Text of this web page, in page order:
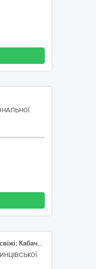
Огірки свіжі; Помідори (томати) свіжі; Кабачки свіжі; Капуста білоголова свіжа